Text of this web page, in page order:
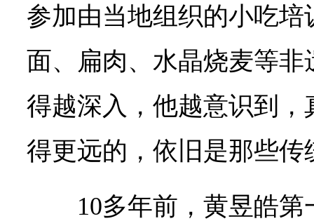
参加由当地组织的小吃
面、扁肉、水晶烧麦等
得越深入，他越意识到
得更远的，依旧是那些
10多年前，黄昱皓